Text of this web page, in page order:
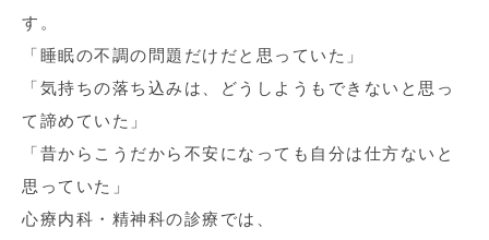
す。
「睡眠の不調の問題だけだと思っていた」
「気持ちの落ち込みは、どうしようもできないと思っ
て諦めていた」
「昔からこうだから不安になっても自分は仕方ないと
思っていた」
心療内科・精神科の診療では、